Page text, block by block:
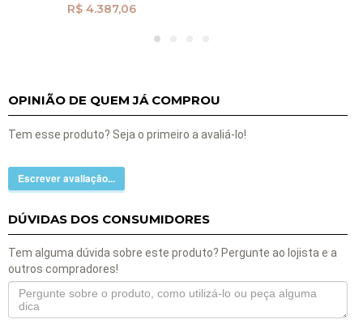
R$ 4.387,06
OPINIÃO DE QUEM JÁ COMPROU
Tem esse produto? Seja o primeiro a avaliá-lo!
Escrever avaliação...
DÚVIDAS DOS CONSUMIDORES
Tem alguma dúvida sobre este produto? Pergunte ao lojista e a
outros compradores!